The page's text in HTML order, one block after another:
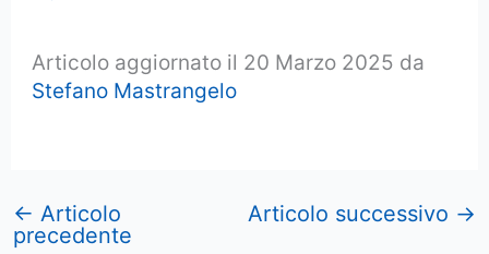
Articolo aggiornato il 20 Marzo 2025 da
Stefano Mastrangelo
← Articolo
precedente
Articolo successivo →